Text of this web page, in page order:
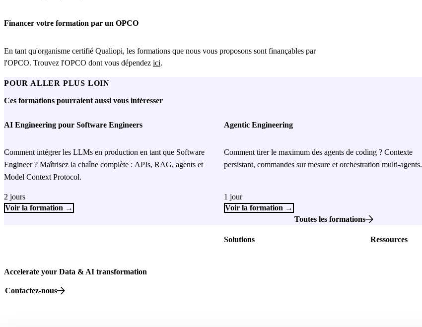
Financer votre formation par un OPCO
En tant qu'organisme certifié Qualiopi, les formations que nous vous proposons sont finançables par
l'OPCO. Trouvez l'OPCO dont vous dépendez ici.
POUR ALLER PLUS LOIN
Ces formations pourraient aussi vous intéresser
AI Engineering pour Software Engineers
Comment intégrer les LLMs en production en tant que Software
Engineer ? Maîtrisez la chaîne complète : APIs, RAG, agents et
Model Context Protocol.
2 jours
Voir la formation →
Agentic Engineering
Comment tirer le maximum des agents de coding ? Contexte
persistant, commandes sur mesure et orchestration multi-agents.
1 jour
Voir la formation →
Toutes les formations
Accelerate your Data & AI transformation
Contactez-nous
Solutions
Ressources